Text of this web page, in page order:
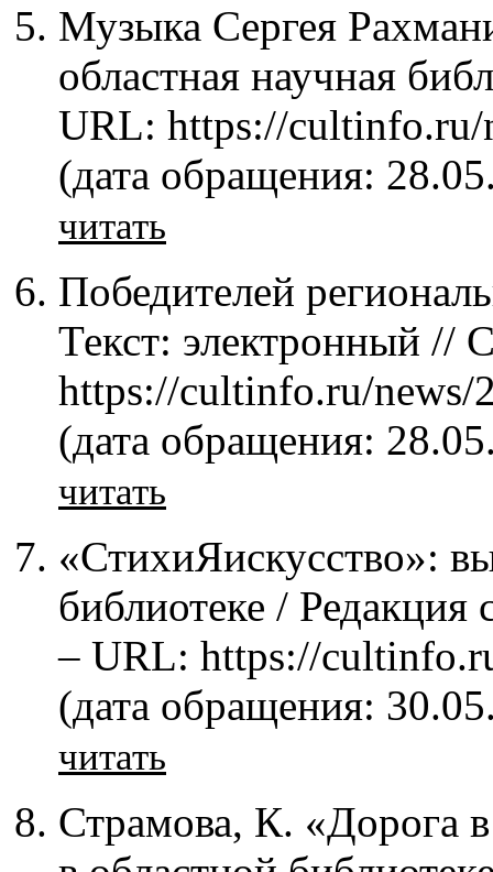
Музыка Сергея
областная научная
URL: https://cultinfo.ru/
(дата обращения:
читать
Победителей
Текст: электронный //
https://cultinfo.ru/news/
(дата обращения:
читать
«СтихиЯискусство»:
библиотеке /
– URL: https://
(дата обращения:
читать
Страмова, К. «Дорога